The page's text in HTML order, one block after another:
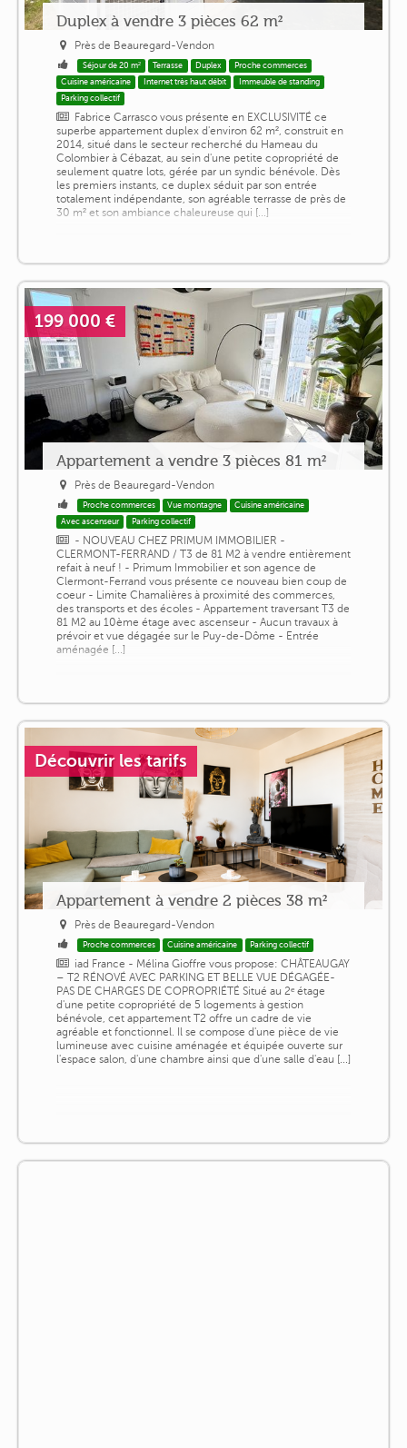
Duplex à vendre 3 pièces 62 m²
Près de Beauregard-Vendon
Séjour de 20 m² Terrasse Duplex
Proche commerces
Cuisine américaine
Internet très haut débit
Immeuble de standing
Parking collectif
Fabrice Carrasco vous présente en EXCLUSIVITÉ ce
superbe appartement duplex d'environ 62 m², construit en
2014, situé dans le secteur recherché du Hameau du
Colombier à Cébazat, au sein d'une petite copropriété de
seulement quatre lots, gérée par un syndic bénévole. Dès
les premiers instants, ce duplex séduit par son entrée
totalement indépendante, son agréable terrasse de près de
30 m² et son ambiance chaleureuse qui [...]
199 000 €
Appartement a vendre 3 pièces 81 m²
Près de Beauregard-Vendon
Proche commerces Vue montagne
Cuisine américaine
Avec ascenseur
Parking collectif
- NOUVEAU CHEZ PRIMUM IMMOBILIER -
CLERMONT-FERRAND / T3 de 81 M2 à vendre entièrement
refait à neuf ! - Primum Immobilier et son agence de
Clermont-Ferrand vous présente ce nouveau bien coup de
coeur - Limite Chamalières à proximité des commerces,
des transports et des écoles - Appartement traversant T3 de
81 M2 au 10ème étage avec ascenseur - Aucun travaux à
prévoir et vue dégagée sur le Puy-de-Dôme - Entrée
aménagée [...]
Découvrir les tarifs
Appartement à vendre 2 pièces 38 m²
Près de Beauregard-Vendon
Proche commerces Cuisine américaine Parking collectif
iad France - Mélina Gioffre vous propose: CHÂTEAUGAY
– T2 RÉNOVÉ AVEC PARKING ET BELLE VUE DÉGAGÉE-
PAS DE CHARGES DE COPROPRIÉTÉ Situé au 2ᵉ étage
d'une petite copropriété de 5 logements à gestion
bénévole, cet appartement T2 offre un cadre de vie
agréable et fonctionnel. Il se compose d'une pièce de vie
lumineuse avec cuisine aménagée et équipée ouverte sur
l'espace salon, d'une chambre ainsi que d'une salle d'eau [...]